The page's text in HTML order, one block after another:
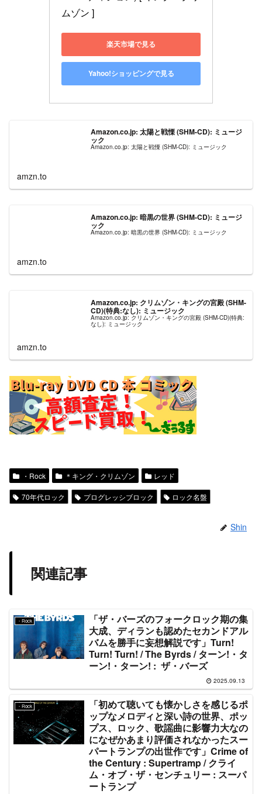
ムゾン ]
楽天市場で見る
Yahoo!ショッピングで見る
Amazon.co.jp: 太陽と戦慄 (SHM-CD): ミュージ
ック
Amazon.co.jp: 太陽と戦慄 (SHM-CD): ミュージック
amzn.to
Amazon.co.jp: 暗黒の世界 (SHM-CD): ミュージ
ック
Amazon.co.jp: 暗黒の世界 (SHM-CD): ミュージック
amzn.to
Amazon.co.jp: クリムゾン・キングの宮殿 (SHM-
CD)(特典:なし): ミュージック
Amazon.co.jp: クリムゾン・キングの宮殿 (SHM-CD)(特典:
なし): ミュージック
amzn.to
・Rock ＊キング・クリムゾン レッド
70年代ロック プログレッシブロック ロック名盤
Shin
関連記事
・Rock
「ザ・バーズのフォークロック期の集
大成、ディランも認めたセカンドアル
バムを勝手に妄想解説です」Turn!
Turn! Turn! / The Byrds / ターン!・タ
ーン!・ターン! : ザ・バーズ
2025.09.13
・Rock
「初めて聴いても懐かしさを感じるポ
ップなメロディと深い詩の世界、ポッ
プス、ロック、歌謡曲に影響力大なの
になぜかあまり評価されなかったスー
パートランプの出世作です」Crime of
the Century : Supertramp / クライ
ム・オブ・ザ・センチュリー : スーパ
ートランプ